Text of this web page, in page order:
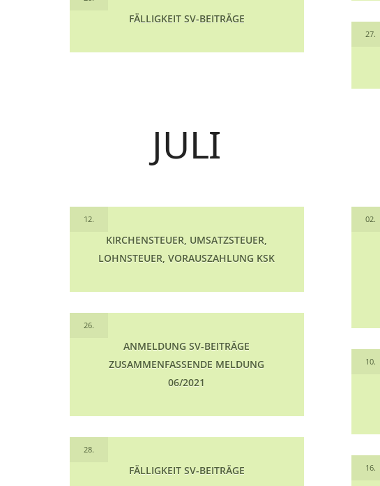
FÄLLIGKEIT SV-BEITRÄGE
27.
JULI
12.
KIRCHENSTEUER, UMSATZSTEUER,
LOHNSTEUER, VORAUSZAHLUNG KSK
26.
ANMELDUNG SV-BEITRÄGE
ZUSAMMENFASSENDE MELDUNG
06/2021
28.
FÄLLIGKEIT SV-BEITRÄGE
02.
10.
16.